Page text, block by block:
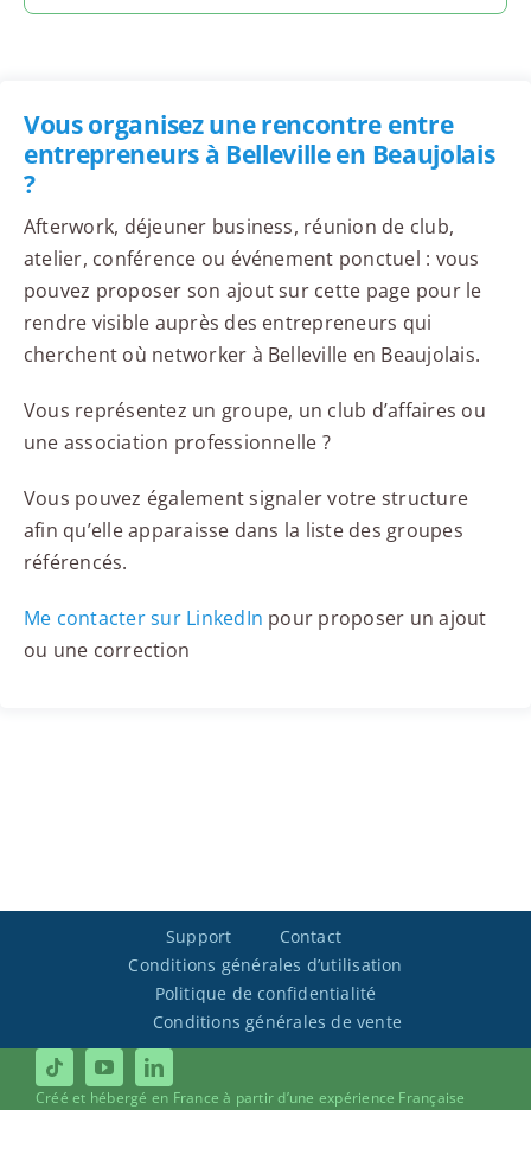
Vous organisez une rencontre entre
entrepreneurs à Belleville en Beaujolais
?
Afterwork, déjeuner business, réunion de club,
atelier, conférence ou événement ponctuel : vous
pouvez proposer son ajout sur cette page pour le
rendre visible auprès des entrepreneurs qui
cherchent où networker à Belleville en Beaujolais.
Vous représentez un groupe, un club d’affaires ou
une association professionnelle ?
Vous pouvez également signaler votre structure
afin qu’elle apparaisse dans la liste des groupes
référencés.
Me contacter sur LinkedIn pour proposer un ajout
ou une correction
Support
Contact
Conditions générales d’utilisation
Politique de confidentialité
Conditions générales de vente
Créé et hébergé en France à partir d’une expérience Française